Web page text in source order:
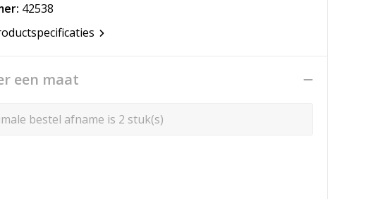
42538
een maat
bestel afname is 2 stuk(s)